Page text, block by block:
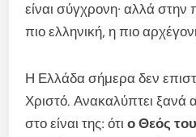
είναι σύγχρονη· αλλά στην
πιο ελληνική, η πιο
Η Ελλάδα σήμερα δεν
Χριστό. Ανακαλύπτει ξανά
στο είναι της: ότιο Θεός